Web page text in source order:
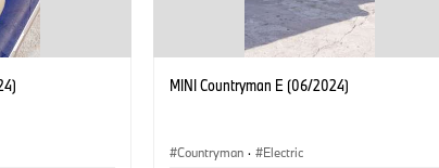
MINI Countryman E (06/2024)
Countryman · Electric